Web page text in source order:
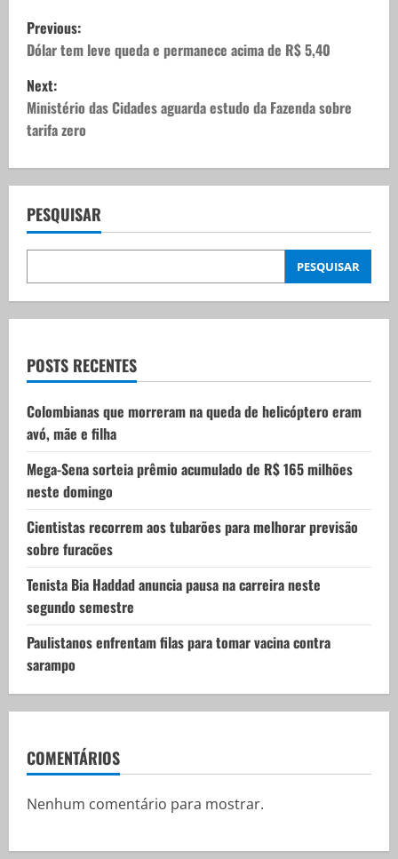
P
o
s
t
n
a
v
i
g
a
t
i
o
n
Previous:
Dólar tem leve queda e permanece acima de R$ 5,40
Next:
Ministério das Cidades aguarda estudo da Fazenda sobre
tarifa zero
PESQUISAR
PESQUISAR
POSTS RECENTES
Colombianas que morreram na queda de helicóptero eram
avó, mãe e filha
Mega-Sena sorteia prêmio acumulado de R$ 165 milhões
neste domingo
Cientistas recorrem aos tubarões para melhorar previsão
sobre furacões
Tenista Bia Haddad anuncia pausa na carreira neste
segundo semestre
Paulistanos enfrentam filas para tomar vacina contra
sarampo
COMENTÁRIOS
Nenhum comentário para mostrar.